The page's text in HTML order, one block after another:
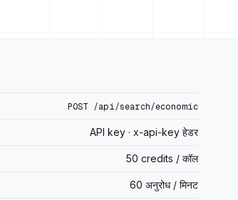
POST /api/search/economic
API key · x-api-key हेडर
50 credits / कॉल
60 अनुरोध / मिनट